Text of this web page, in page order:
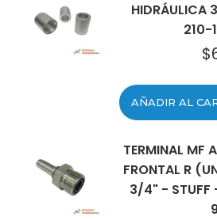
HIDRÁULICA
210-
$
AÑADIR AL
TERMINAL MF
FRONTAL R
3/4" -